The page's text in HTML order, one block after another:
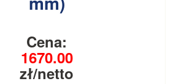
Cena:
1670.00
zł/netto